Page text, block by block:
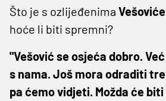
Što je s ozlijeđenima
hoće li biti spremni?
"Vešović se osjeća dobro.
s nama. Još mora odraditi
pa ćemo vidjeti. Možda će